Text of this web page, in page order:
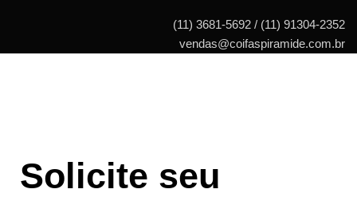
(11) 3681-5692 / (11) 91304-2352
vendas@coifaspiramide.com.br
Solicite seu